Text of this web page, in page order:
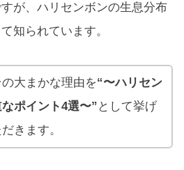
が、ハリセンボンの生息分布
知られています。
大まかな理由を“〜ハリセン
ポイント4選〜” として挙げ
きます。